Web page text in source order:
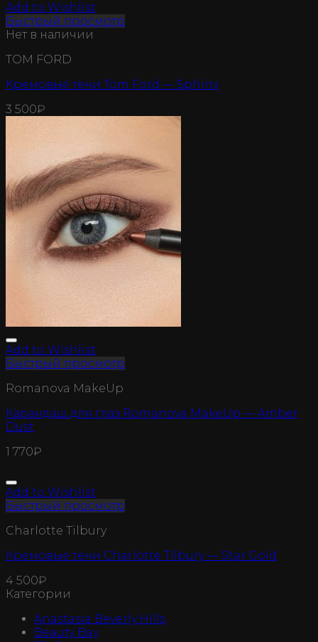
Add to Wishlist
Быстрый просмотр
Нет в наличии
TOM FORD
Кремовые тени Tom Ford — Sphinx
3 500₽
Add to Wishlist
Быстрый просмотр
Romanova MakeUp
Карандаш для глаз Romanova MakeUp — Amber
Dust
1 770₽
Add to Wishlist
Быстрый просмотр
Charlotte Tilbury
Кремовые тени Charlotte Tilbury — Star Gold
4 500₽
Категории
Anastasia Beverly Hills
Beauty Bay